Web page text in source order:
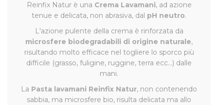
Reinfix Natur è una Crema Lavamani, ad azione
tenue e delicata, non abrasiva, dal pH neutro.
L'azione pulente della crema è rinforzata da
microsfere biodegradabili di origine naturale,
risultando molto efficace nel togliere lo sporco più
difficile (grasso, fuligine, ruggine, terra ecc...) dalle
mani.
La Pasta lavamani Reinfix Natur, non contenendo
sabbia, ma microsfere bio, risulta delicata ma allo